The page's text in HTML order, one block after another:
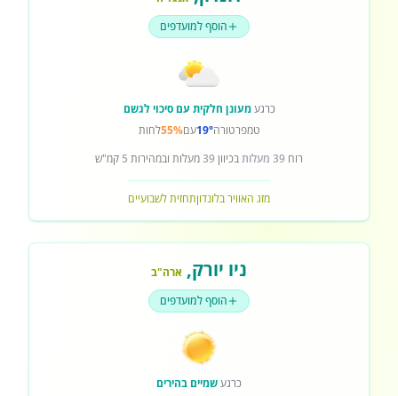
הוסף למועדפים
כרגעמעונן חלקית עם סיכוי לגשם
טמפרטורה19°עם55%לחות
רוח 39 מעלות בכיוון39מעלות ובמהירות 5 קמ"ש
מזג האוויר בלונדוןתחזית לשבועיים
ניו יורק, ארה"ב
הוסף למועדפים
כרגעשמיים בהירים